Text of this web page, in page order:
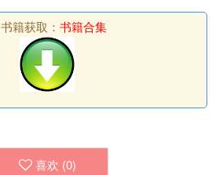
书籍获取： 书籍合集
喜欢 (0)